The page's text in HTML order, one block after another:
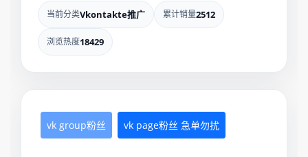
当前分类Vkontakte推广 累计销量2512
浏览热度18429
vk group粉丝 vk page粉丝 急单勿扰